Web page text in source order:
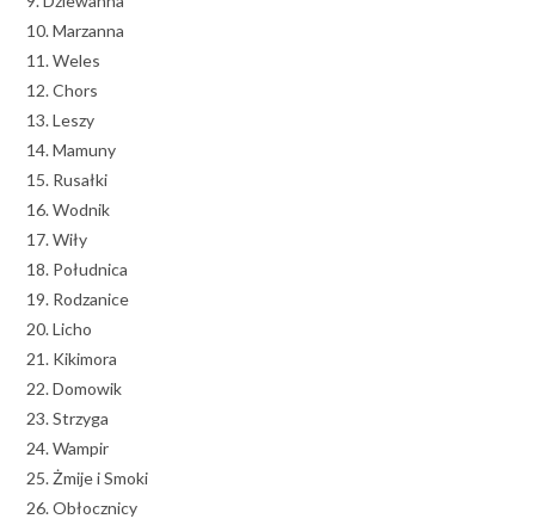
10. Marzanna
11. Weles
12. Chors
13. Leszy
14. Mamuny
15. Rusałki
16. Wodnik
17. Wiły
18. Południca
19. Rodzanice
20. Licho
21. Kikimora
22. Domowik
23. Strzyga
24. Wampir
25. Żmije i Smoki
26. Obłocznicy